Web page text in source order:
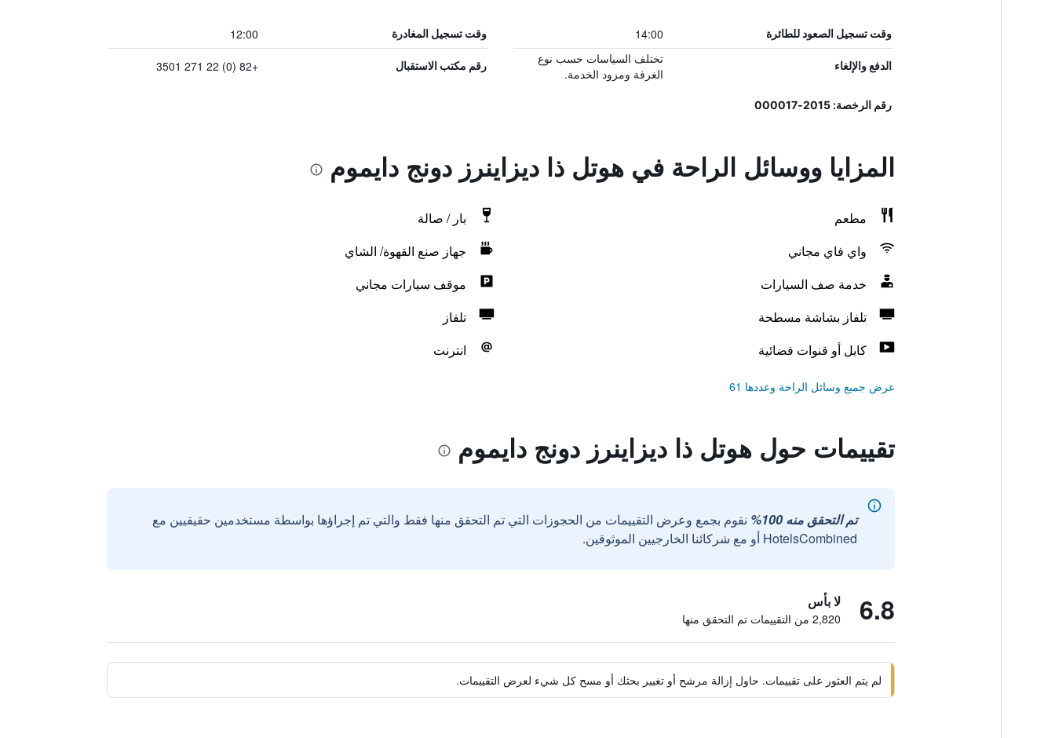
وقت تسجيل الصعود للطائرة 14:00 وقت تسجيل المغادرة 12:00
الدفع والإلغاء
تختلف السياسات حسب نوع
الغرفة ومزود الخدمة.
رقم مكتب الاستقبال +82 (0) 22 271 3501
رقم الرخصة: 2015-000017
المزايا ووسائل الراحة في هوتل ذا ديزاينرز دونج دايموم
مطعم
بار / صالة
واي فاي مجاني
جهاز صنع القهوة/ الشاي
خدمة صف السيارات
موقف سيارات مجاني
تلفاز بشاشة مسطحة
تلفاز
كابل أو قنوات فضائية
انترنت
عرض جميع وسائل الراحة وعددها 61
تقييمات حول هوتل ذا ديزاينرز دونج دايموم
تم التحقق منه 100%
نقوم بجمع وعرض التقييمات من الحجوزات التي تم التحقق منها فقط والتي تم إجراؤها بواسطة مستخدمين حقيقيين مع
HotelsCombined أو مع شركائنا الخارجيين الموثوقين.
6.8 لا بأس
2,820 من التقييمات تم التحقق منها
لم يتم العثور على تقييمات. حاول إزالة مرشح أو تغيير بحثك أو مسح كل شيء لعرض التقييمات.